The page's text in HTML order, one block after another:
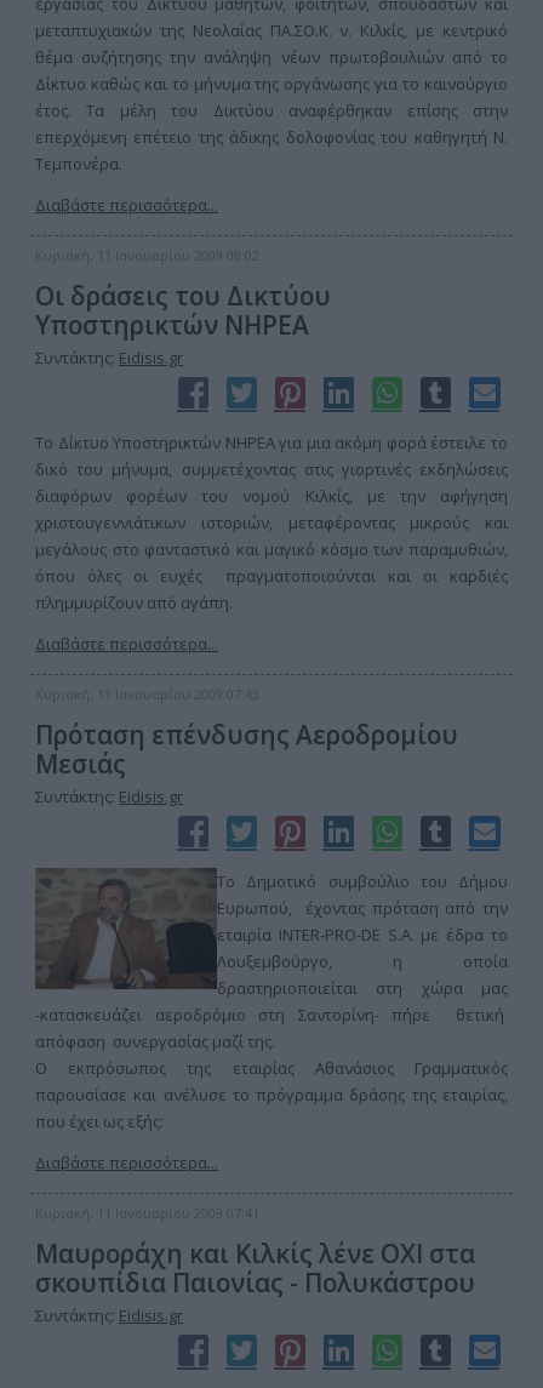
μεταπτυχιακών της Νεολαίας ΠΑ.ΣΟ.Κ. ν. Κιλκίς, με κεντρικό
θέμα συζήτησης την ανάληψη νέων πρωτοβουλιών από το
Δίκτυο καθώς και το μήνυμα της οργάνωσης για το καινούργιο
έτος. Τα μέλη του Δικτύου αναφέρθηκαν επίσης στην
επερχόμενη επέτειο της άδικης δολοφονίας του καθηγητή Ν.
Τεμπονέρα.
Διαβάστε περισσότερα...
Κυριακή, 11 Ιανουαρίου 2009 08:02
Οι δράσεις του Δικτύου
Υποστηρικτών ΝΗΡΕΑ
Συντάκτης: Eidisis.gr
Το Δίκτυο Υποστηρικτών ΝΗΡΕΑ για μια ακόμη φορά έστειλε το
δικό του μήνυμα, συμμετέχοντας στις γιορτινές εκδηλώσεις
διαφόρων φορέων του νομού Κιλκίς, με την αφήγηση
χριστουγεννιάτικων ιστοριών, μεταφέροντας μικρούς και
μεγάλους στο φανταστικό και μαγικό κόσμο των παραμυθιών,
όπου όλες οι ευχές πραγματοποιούνται και οι καρδιές
πλημμυρίζουν από αγάπη.
Διαβάστε περισσότερα...
Κυριακή, 11 Ιανουαρίου 2009 07:43
Πρόταση επένδυσης Αεροδρομίου
Μεσιάς
Συντάκτης: Eidisis.gr
Το Δημοτικό συμβούλιο του Δήμου
Ευρωπού, έχοντας πρόταση από την
εταιρία INTER-PRO-DE S.A. με έδρα το
Λουξεμβούργο, η οποία
δραστηριοποιείται στη χώρα μας
-κατασκευάζει αεροδρόμιο στη Σαντορίνη- πήρε θετική
απόφαση συνεργασίας μαζί της.
Ο εκπρόσωπος της εταιρίας Αθανάσιος Γραμματικός
παρουσίασε και ανέλυσε το πρόγραμμα δράσης της εταιρίας,
που έχει ως εξής:
Διαβάστε περισσότερα...
Κυριακή, 11 Ιανουαρίου 2009 07:41
Μαυροράχη και Κιλκίς λένε ΟΧΙ στα
σκουπίδια Παιονίας - Πολυκάστρου
Συντάκτης: Eidisis.gr